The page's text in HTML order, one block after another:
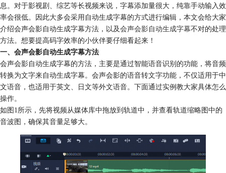
息。对于影视剧、综艺等长视频来说，字幕添加量很大，纯靠手动输入效
率会很低。因此大多会采用自动生成字幕的方式进行编辑，本文会给大家
介绍会声会影自动生成字幕方法，以及会声会影自动生成字幕不对的处理
方法。想要提高码字效率的小伙伴要仔细看起来！
一、会声会影自动生成字幕方法
会声会影自动生成字幕的方法，主要是通过智能语音识别的功能，将音频
转换为文字来自动生成字幕。会声会影的语音转文字功能，不仅适用于中
文语音，也适用于英文、日文等外文语音。下面通过实例教大家具体怎么
操作。
如图1所示，先将视频从媒体库中拖放到轨道中，并查看轨道缩略图中的
音波图，确保其音量足够大。